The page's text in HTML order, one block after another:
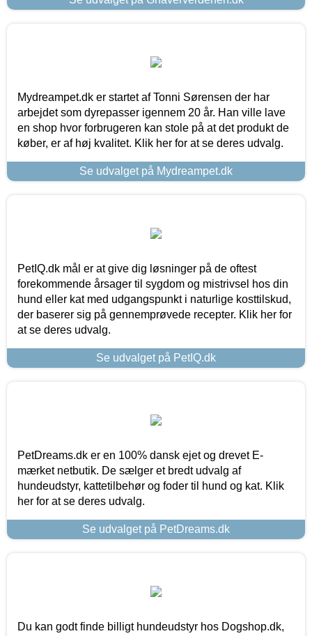
Mydreampet.dk er startet af Tonni Sørensen der har
arbejdet som dyrepasser igennem 20 år. Han ville lave
en shop hvor forbrugeren kan stole på at det produkt de
køber, er af høj kvalitet. Klik her for at se deres udvalg.
Se udvalget på Mydreampet.dk
PetIQ.dk mål er at give dig løsninger på de oftest
forekommende årsager til sygdom og mistrivsel hos din
hund eller kat med udgangspunkt i naturlige kosttilskud,
der baserer sig på gennemprøvede recepter. Klik her for
at se deres udvalg.
Se udvalget på PetIQ.dk
PetDreams.dk er en 100% dansk ejet og drevet E-
mærket netbutik. De sælger et bredt udvalg af
hundeudstyr, kattetilbehør og foder til hund og kat. Klik
her for at se deres udvalg.
Se udvalget på PetDreams.dk
Du kan godt finde billigt hundeudstyr hos Dogshop.dk,